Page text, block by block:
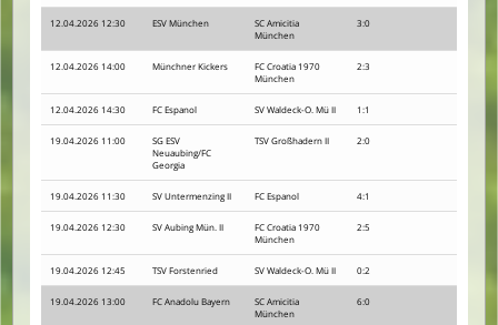
12.04.2026 12:30 ESV München
SC Amicitia
München
3:0
12.04.2026 14:00 Münchner Kickers
FC Croatia 1970
München
2:3
12.04.2026 14:30 FC Espanol SV Waldeck-O. Mü II 1:1
19.04.2026 11:00
SG ESV
Neuaubing/FC
Georgia
TSV Großhadern II 2:0
19.04.2026 11:30 SV Untermenzing II FC Espanol 4:1
19.04.2026 12:30 SV Aubing Mün. II
FC Croatia 1970
München
2:5
19.04.2026 12:45 TSV Forstenried SV Waldeck-O. Mü II 0:2
19.04.2026 13:00 FC Anadolu Bayern
SC Amicitia
München
6:0